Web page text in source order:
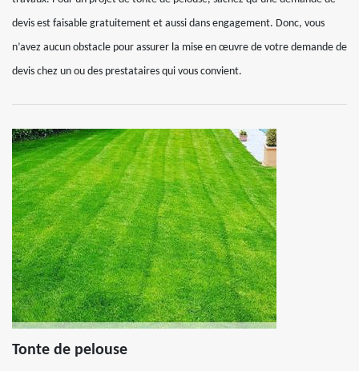
devis est faisable gratuitement et aussi dans engagement. Donc, vous
n’avez aucun obstacle pour assurer la mise en œuvre de votre demande de
devis chez un ou des prestataires qui vous convient.
Tonte de pelouse